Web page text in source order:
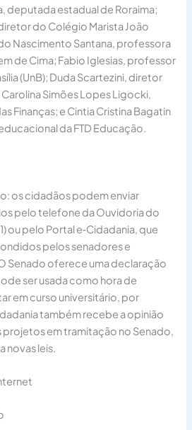
deputada estadual de Roraima;
do Colégio Marista João
Nascimento Santana, professora
de Cima; Fabio Iglesias, professor
(UnB); Duda Scartezini, diretor
Simões Lopes Ligocki,
Finanças; e Cintia Cristina Bagatin
da FTD Educação.
os cidadãos podem enviar
pelo telefone da Ouvidoria do
ou pelo Portal e‑Cidadania, que
pelos senadores e
Senado oferece uma declaração
ser usada como hora de
em curso universitário, por
também recebe a opinião
em tramitação no Senado,
novas leis.